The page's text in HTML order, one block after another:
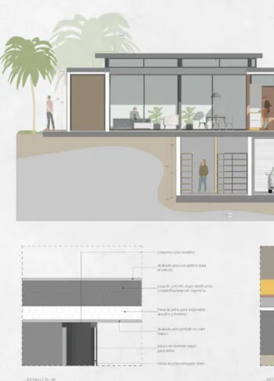
Cortes Fugados – Parte 1
Cortes Fugados – Parte 2
Plano de Muros
Autotexto
Introducción a Muros Compuestos
De Muros Compuestos a Básicos
Favoritos y Actualización de Planos
Isométrico de Cocina